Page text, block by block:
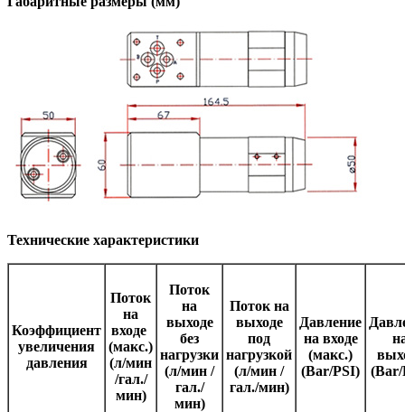
Технические характеристики
Коэффициент
увеличения
давления
Поток
на
входе
(макс.)
(л/мин
/гал./
мин)
Поток
на
выходе
без
нагрузки
(л/мин /
гал./
мин)
Поток на
выходе
под
нагрузкой
(л/мин /
гал./мин)
Давление
на входе
(макс.)
(Bar/PSI)
(Bar/